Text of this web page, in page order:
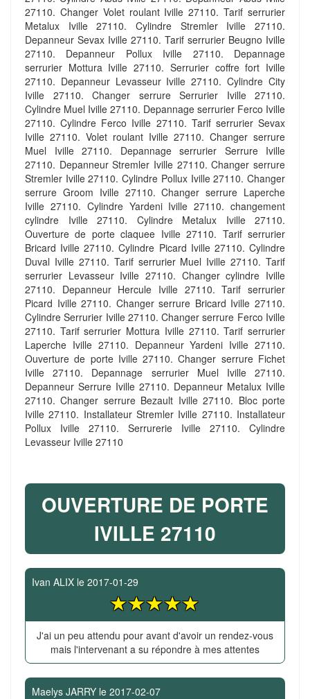
27110. Changer Volet roulant Iville 27110. Tarif serrurier
Metalux Iville 27110. Cylindre Stremler Iville 27110.
Depanneur Sevax Iville 27110. Tarif serrurier Beugno Iville
27110. Depanneur Pollux Iville 27110. Depannage
serrurier Mottura Iville 27110. Serrurier coffre fort Iville
27110. Depanneur Levasseur Iville 27110. Cylindre City
Iville 27110. Changer serrure Serrurier Iville 27110.
Cylindre Muel Iville 27110. Depannage serrurier Ferco Iville
27110. Cylindre Ferco Iville 27110. Tarif serrurier Sevax
Iville 27110. Volet roulant Iville 27110. Changer serrure
Muel Iville 27110. Depannage serrurier Serrure Iville
27110. Depanneur Stremler Iville 27110. Changer serrure
Stremler Iville 27110. Cylindre Pollux Iville 27110. Changer
serrure Groom Iville 27110. Changer serrure Laperche
Iville 27110. Cylindre Yardeni Iville 27110. changement
cylindre Iville 27110. Cylindre Metalux Iville 27110.
Ouverture de porte claquee Iville 27110. Tarif serrurier
Bricard Iville 27110. Cylindre Picard Iville 27110. Cylindre
Duval Iville 27110. Tarif serrurier Muel Iville 27110. Tarif
serrurier Levasseur Iville 27110. Changer cylindre Iville
27110. Depanneur Hercule Iville 27110. Tarif serrurier
Picard Iville 27110. Changer serrure Bricard Iville 27110.
Cylindre Serrurier Iville 27110. Changer serrure Ferco Iville
27110. Tarif serrurier Mottura Iville 27110. Tarif serrurier
Laperche Iville 27110. Depanneur Yardeni Iville 27110.
Ouverture de porte Iville 27110. Changer serrure Fichet
Iville 27110. Depannage serrurier Muel Iville 27110.
Depanneur Serrure Iville 27110. Depanneur Metalux Iville
27110. Changer serrure Bezault Iville 27110. Bloc porte
Iville 27110. Installateur Stremler Iville 27110. Installateur
Pollux Iville 27110. Serrurerie Iville 27110. Cylindre
Levasseur Iville 27110
OUVERTURE DE PORTE
IVILLE 27110
Ivan ALIX le 2017-01-29
J'ai un peu attendu pour avant d'avoir un rendez-vous
mais l'intervenant a su répondre à mes attentes
Maelys JARRY le 2017-02-07